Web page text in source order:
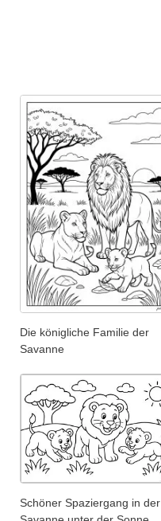
Die königliche Familie der
Savanne
Schöner Spaziergang in der